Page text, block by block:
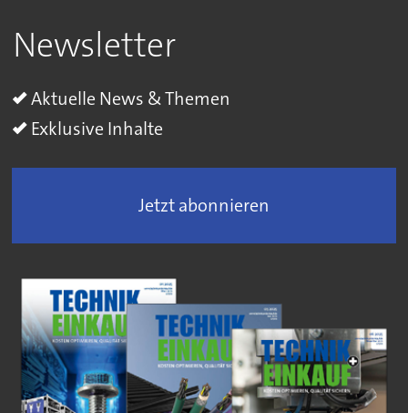
Newsletter
Aktuelle News & Themen
Exklusive Inhalte
Jetzt abonnieren